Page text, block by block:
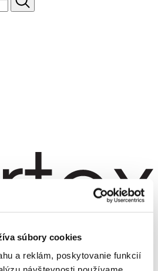
súbory cookies
a reklám, poskytovanie funkcií